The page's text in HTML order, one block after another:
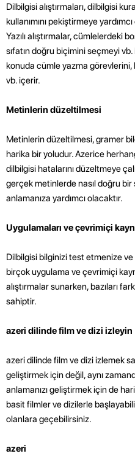
Dilbilgisi alıştırmaları, dilbilgisi
kullanımını pekiştirmeye
Yazılı alıştırmalar, cümlelerdeki
sıfatın doğru biçimini seçmeyi
konuda cümle yazma görevlerini,
vb. içerir.
Metinlerin düzeltilmesi
Metinlerin düzeltilmesi, gramer
harika bir yoludur. Azerice
dilbilgisi hatalarını düzeltmeye
gerçek metinlerde nasıl doğru bir
anlamanıza yardımcı olacaktır.
Uygulamaları ve çevrimiçi
Dilbilgisi bilginizi test etmenize
birçok uygulama ve çevrimiçi
alıştırmalar sunarken, bazıları
sahiptir.
azeri dilinde film ve dizi izleyin
azeri dilinde film ve dizi izlemek
geliştirmek için değil, aynı
anlamanızı geliştirmek için de
basit filmler ve dizilerle
olanlara geçebilirsiniz.
azeri